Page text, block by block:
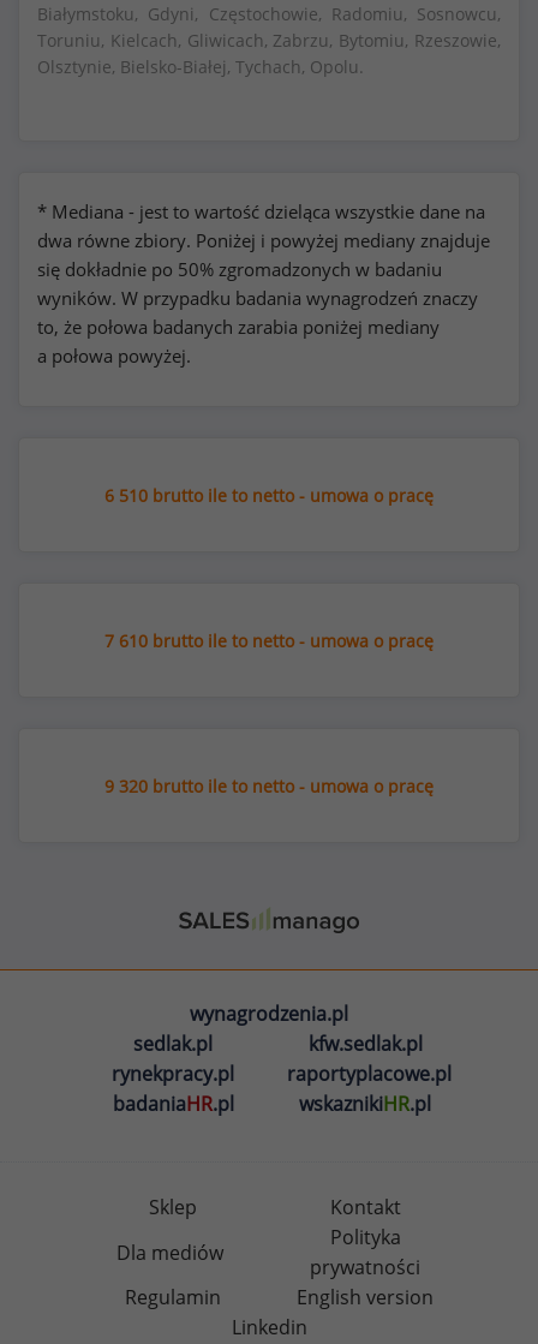
Białymstoku, Gdyni, Częstochowie, Radomiu, Sosnowcu,
Toruniu, Kielcach, Gliwicach, Zabrzu, Bytomiu, Rzeszowie,
Olsztynie, Bielsko-Białej, Tychach, Opolu.
* Mediana - jest to wartość dzieląca wszystkie dane na
dwa równe zbiory. Poniżej i powyżej mediany znajduje
się dokładnie po 50% zgromadzonych w badaniu
wyników. W przypadku badania wynagrodzeń znaczy
to, że połowa badanych zarabia poniżej mediany
a połowa powyżej.
6 510 brutto ile to netto - umowa o pracę
7 610 brutto ile to netto - umowa o pracę
9 320 brutto ile to netto - umowa o pracę
wynagrodzenia.pl
sedlak.pl
kfw.sedlak.pl
rynekpracy.pl
raportyplacowe.pl
badaniaHR.pl wskaznikiHR.pl
Sklep
Kontakt
Dla mediów
Polityka
prywatności
Regulamin
English version
Linkedin